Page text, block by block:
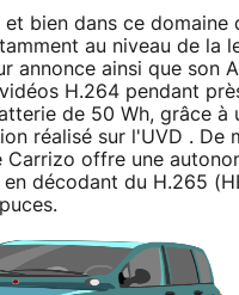
et bien dans ce domaine
au niveau de la
annonce ainsi que son
H.264 pendant
de 50 Wh, grâce à
réalisé sur l'UVD . De
Carrizo offre une
décodant du H.265